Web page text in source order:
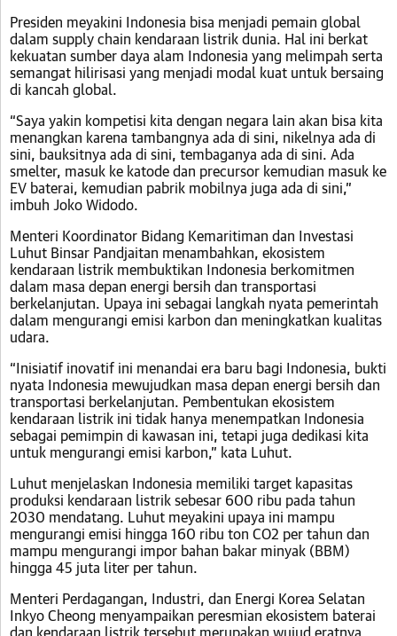
Presiden meyakini Indonesia bisa menjadi pemain global
dalam supply chain kendaraan listrik dunia. Hal ini berkat
kekuatan sumber daya alam Indonesia yang melimpah serta
semangat hilirisasi yang menjadi modal kuat untuk bersaing
di kancah global.
“Saya yakin kompetisi kita dengan negara lain akan bisa kita
menangkan karena tambangnya ada di sini, nikelnya ada di
sini, bauksitnya ada di sini, tembaganya ada di sini. Ada
smelter, masuk ke katode dan precursor kemudian masuk ke
EV baterai, kemudian pabrik mobilnya juga ada di sini,”
imbuh Joko Widodo.
Menteri Koordinator Bidang Kemaritiman dan Investasi
Luhut Binsar Pandjaitan menambahkan, ekosistem
kendaraan listrik membuktikan Indonesia berkomitmen
dalam masa depan energi bersih dan transportasi
berkelanjutan. Upaya ini sebagai langkah nyata pemerintah
dalam mengurangi emisi karbon dan meningkatkan kualitas
udara.
“Inisiatif inovatif ini menandai era baru bagi Indonesia, bukti
nyata Indonesia mewujudkan masa depan energi bersih dan
transportasi berkelanjutan. Pembentukan ekosistem
kendaraan listrik ini tidak hanya menempatkan Indonesia
sebagai pemimpin di kawasan ini, tetapi juga dedikasi kita
untuk mengurangi emisi karbon,” kata Luhut.
Luhut menjelaskan Indonesia memiliki target kapasitas
produksi kendaraan listrik sebesar 600 ribu pada tahun
2030 mendatang. Luhut meyakini upaya ini mampu
mengurangi emisi hingga 160 ribu ton CO2 per tahun dan
mampu mengurangi impor bahan bakar minyak (BBM)
hingga 45 juta liter per tahun.
Menteri Perdagangan, Industri, dan Energi Korea Selatan
Inkyo Cheong menyampaikan peresmian ekosistem baterai
dan kendaraan listrik tersebut merupakan wujud eratnya